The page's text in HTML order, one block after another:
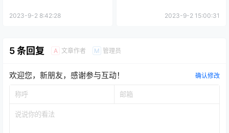
2023-9-2 8:42:28 2023-9-2 15:00:31
5 条回复 A 文章作者 M 管理员
欢迎您，新朋友，感谢参与互动！ 确认修改